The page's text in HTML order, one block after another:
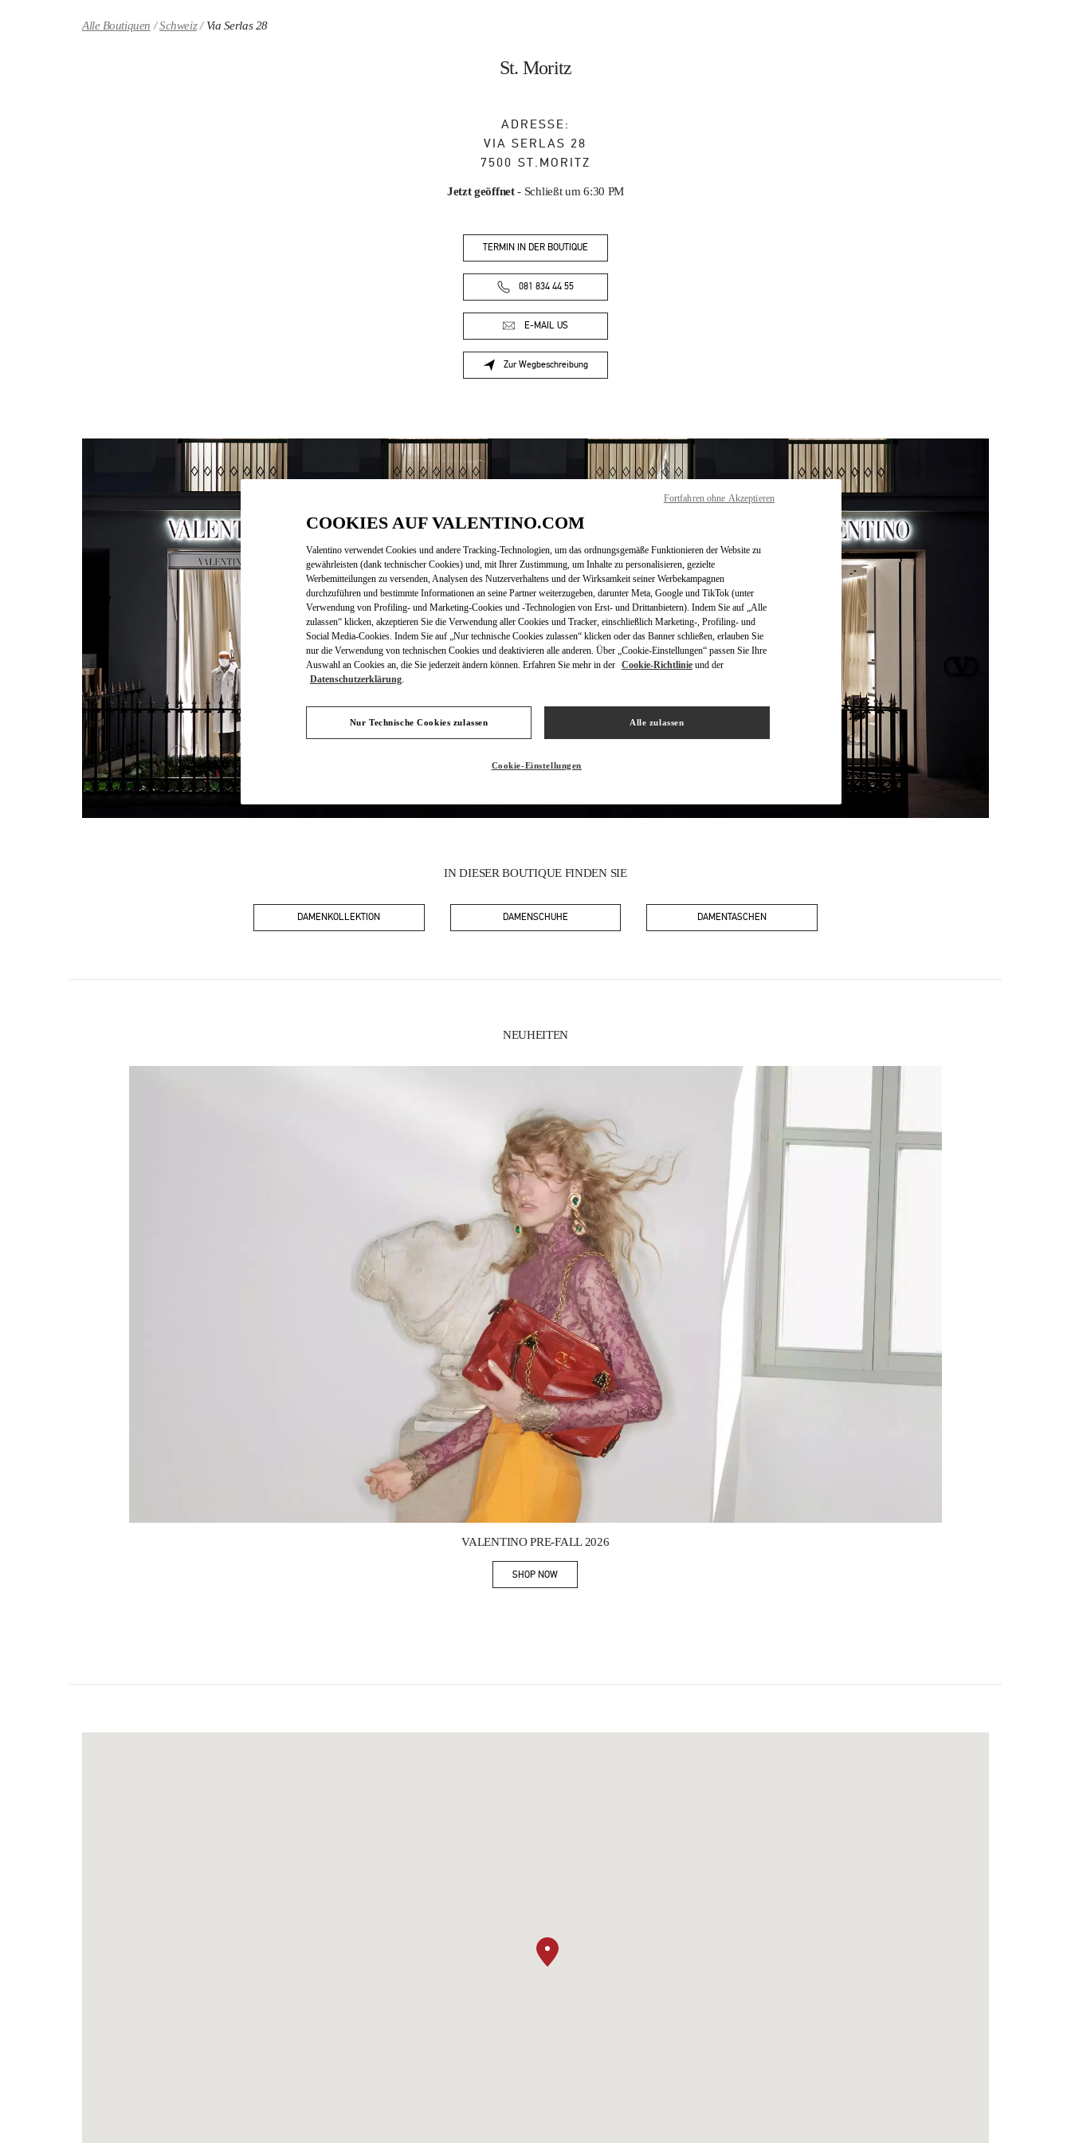
Alle Boutiquen Schweiz Via Serlas 28
St. Moritz
ADRESSE:
VIA SERLAS 28
7500 ST.MORITZ
Jetzt geöffnet- Schließt um 6:30 PM
TERMIN IN DER BOUTIQUE
081 834 44 55
E-MAIL US
Zur Wegbeschreibung
Link Opens in New Tab
ÖFFNUNGSZEITEN
WochentagÖffnungszeiten
Sonntag 11:00 AM-6:00 PM
Montag
10:00 AM-6:30 PM
Dienstag
10:00 AM-6:30 PM
Mittwoch
10:00 AM-6:30 PM
Freitag 10:00 AM-6:30 PM
Samstag 6:30 PM
IN DIESER BOUTIQUE FINDEN SIE
DAMENKOLLEKTION DAMENSCHUHE DAMENTASCHEN
NEUHEITEN
VALENTINO PRE-FALL 2026
SHOP NOWLink Opens in New Tab
COOKIES AUF VALENTINO.COM
Valentino verwendet Cookies und andere Tracking-Technologien, um das ordnungsgemäße Funktionieren der Website zu
gewährleisten (dank technischer Cookies) und, mit Ihrer Zustimmung, um Inhalte zu personalisieren, gezielte
Werbemitteilungen zu versenden, Analysen des Nutzerverhaltens und der Wirksamkeit seiner Werbekampagnen
durchzuführen und bestimmte Informationen an seine Partner weiterzugeben, darunter Meta, Google und TikTok (unter
Verwendung von Profiling- und Marketing-Cookies und -Technologien von Erst- und Drittanbietern). Indem Sie auf „Alle
zulassen“ klicken, akzeptieren Sie die Verwendung aller Cookies und Tracker, einschließlich Marketing-, Profiling- und
Social Media-Cookies. Indem Sie auf „Nur technische Cookies zulassen“ klicken oder das Banner schließen, erlauben Sie
nur die Verwendung von technischen Cookies und deaktivieren alle anderen. Über „Cookie-Einstellungen“ passen Sie Ihre
Auswahl an Cookies an, die Sie jederzeit ändern können. Erfahren Sie mehr in der Cookie-Richtlinie und der
Datenschutzerklärung
Nur Technische Cookies zulassen Alle zulassen
Cookie-Einstellungen
Fortfahren ohne Akzeptieren